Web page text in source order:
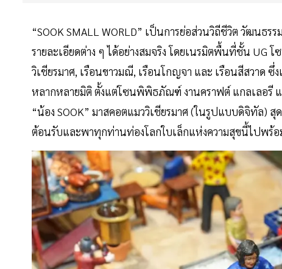
“SOOK SMALL WORLD” เป็นการย่อส่วนวิถีชีวิต วัฒน
รายละเอียดต่าง ๆ ได้อย่างสมจริง โดยเนรมิตพื้นที่ชั้น UG
วิเชียรมาศ, เรือนขาวมณี, เรือนโกญจา และ เรือนสีสวาด
หลากหลายมิติ ตั้งแต่โซนพิพิธภัณฑ์ งานคราฟต์ แกลเลอรี แ
“น้อง SOOK” มาสคอตแมววิเชียรมาศ (ในรูปแบบดิจิทัล)
ต้อนรับและพาทุกท่านท่องโลกใบเล็กแห่งความสุขนี้ไปพร้